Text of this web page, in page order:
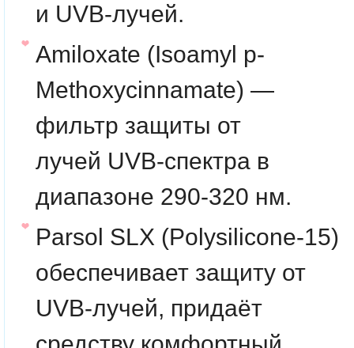
и UVB-лучей.
Amiloxate (Isoamyl p-
Methoxycinnamate) —
фильтр защиты от
лучей UVB-спектра в
диапазоне 290-320 нм.
Parsol SLX (Polysilicone-15)
обеспечивает защиту от
UVB-лучей, придаёт